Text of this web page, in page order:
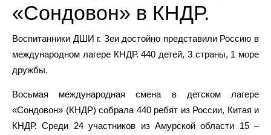
«Сондовон» в КНДР.
Воспитанники ДШИ г. Зеи достойно представили Россию в
международном лагере КНДР. 440 детей, 3 страны, 1 море
дружбы.
Восьмая международная смена в детском лагере
«Сондовон» (КНДР) собрала 440 ребят из России, Китая и
КНДР. Среди 24 участников из Амурской области 15 –